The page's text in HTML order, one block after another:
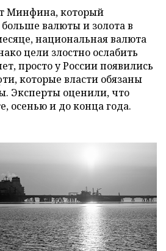
Минфина, который
больше валюты и золота в
национальная валюта
цели злостно ослабить
просто у России появились
которые власти обязаны
Эксперты оценили, что
осенью и до конца года.